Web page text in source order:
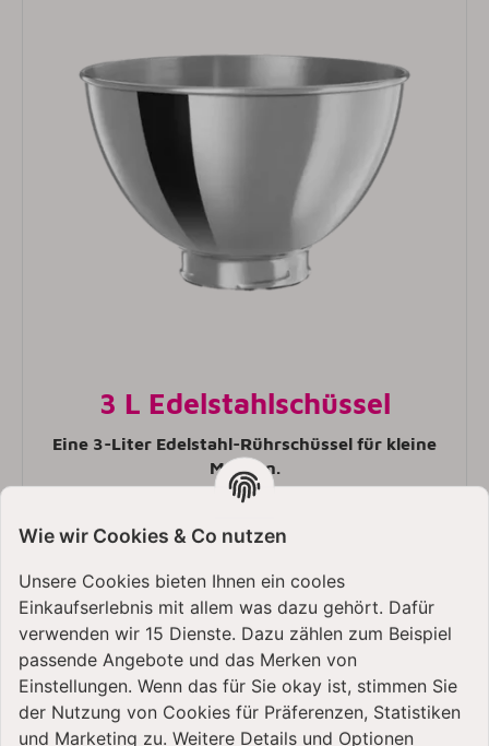
3 L Edelstahlschüssel
Eine 3-Liter Edelstahl-Rührschüssel für kleine
Mengen.
Wie wir Cookies & Co nutzen
Unsere Cookies bieten Ihnen ein cooles
Einkaufserlebnis mit allem was dazu gehört. Dafür
verwenden wir 15 Dienste. Dazu zählen zum Beispiel
passende Angebote und das Merken von
Einstellungen. Wenn das für Sie okay ist, stimmen Sie
der Nutzung von Cookies für Präferenzen, Statistiken
und Marketing zu. Weitere Details und Optionen